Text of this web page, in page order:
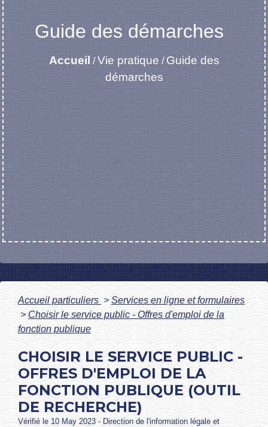
Guide des démarches
Accueil /Vie pratique / Guide des
démarches
Accueil particuliers > Services en ligne et formulaires
> Choisir le service public - Offres d'emploi de la
fonction publique
CHOISIR LE SERVICE PUBLIC -
OFFRES D'EMPLOI DE LA
FONCTION PUBLIQUE (OUTIL
DE RECHERCHE)
Vérifié le 10 May 2023 - Direction de l'information légale et